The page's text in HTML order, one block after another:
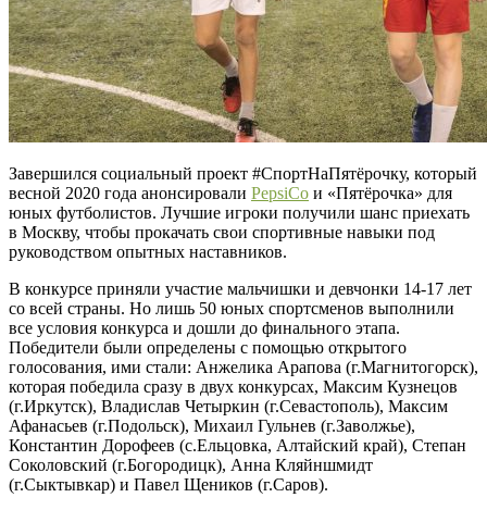
Завершился социальный проект #СпортНаПятёрочку, который
весной 2020 года анонсировали PepsiCo и «Пятёрочка» для
юных футболистов. Лучшие игроки получили шанс приехать
в Москву, чтобы прокачать свои спортивные навыки под
руководством опытных наставников.
В конкурсе приняли участие мальчишки и девчонки 14-17 лет
со всей страны. Но лишь 50 юных спортсменов выполнили
все условия конкурса и дошли до финального этапа.
Победители были определены с помощью открытого
голосования, ими стали: Анжелика Арапова (г.Магнитогорск),
которая победила сразу в двух конкурсах, Максим Кузнецов
(г.Иркутск), Владислав Четыркин (г.Севастополь), Максим
Афанасьев (г.Подольск), Михаил Гульнев (г.Заволжье),
Константин Дорофеев (с.Ельцовка, Алтайский край), Степан
Соколовский (г.Богородицк), Анна Кляйншмидт
(г.Сыктывкар) и Павел Щеников (г.Саров).